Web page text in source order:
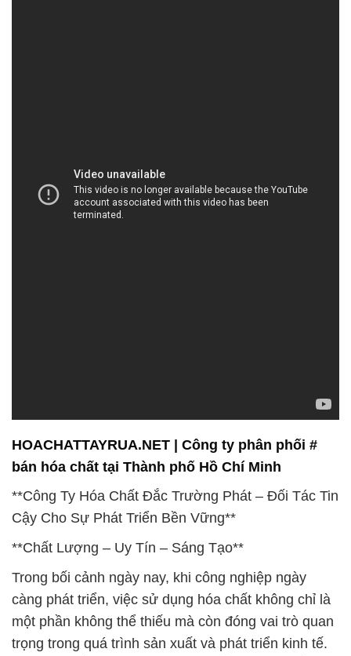
HOACHATTAYRUA.NET | Công ty phân phối #
bán hóa chất tại Thành phố Hồ Chí Minh
**Công Ty Hóa Chất Đắc Trường Phát – Đối Tác Tin
Cậy Cho Sự Phát Triển Bền Vững**
**Chất Lượng – Uy Tín – Sáng Tạo**
Trong bối cảnh ngày nay, khi công nghiệp ngày
càng phát triển, việc sử dụng hóa chất không chỉ là
một phần không thể thiếu mà còn đóng vai trò quan
trọng trong quá trình sản xuất và phát triển kinh tế.